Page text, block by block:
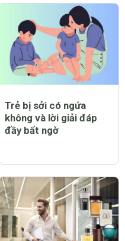
Trẻ bị sởi có ngứa
không và lời giải đáp
đầy bất ngờ